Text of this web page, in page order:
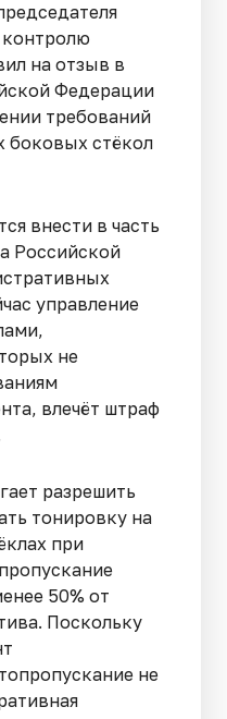
на отзыв в
Федерации
требований
боковых стёкол
внести в часть
Российской
управление
не
влечёт штраф
разрешить
тонировку на
при
50% от
Поскольку
не